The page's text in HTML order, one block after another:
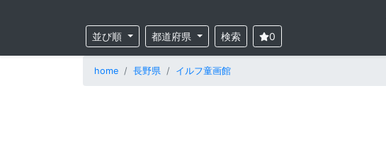
並び順 都道府県 検索 0
home 長野県 イルフ童画館